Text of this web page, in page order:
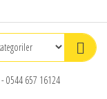
0544 657 16124